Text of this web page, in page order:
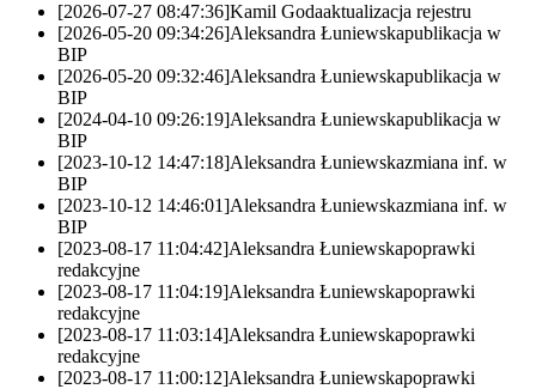
[2026-07-27 08:47:36]Kamil Godaaktualizacja rejestru
[2026-05-20 09:34:26]Aleksandra Łuniewskapublikacja w
BIP
[2026-05-20 09:32:46]Aleksandra Łuniewskapublikacja w
BIP
[2024-04-10 09:26:19]Aleksandra Łuniewskapublikacja w
BIP
[2023-10-12 14:47:18]Aleksandra Łuniewskazmiana inf. w
BIP
[2023-10-12 14:46:01]Aleksandra Łuniewskazmiana inf. w
BIP
[2023-08-17 11:04:42]Aleksandra Łuniewskapoprawki
redakcyjne
[2023-08-17 11:04:19]Aleksandra Łuniewskapoprawki
redakcyjne
[2023-08-17 11:03:14]Aleksandra Łuniewskapoprawki
redakcyjne
[2023-08-17 11:00:12]Aleksandra Łuniewskapoprawki